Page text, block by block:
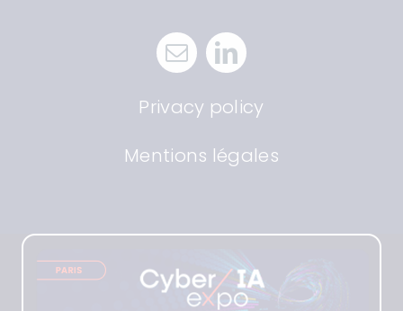
Privacy policy
Mentions légales